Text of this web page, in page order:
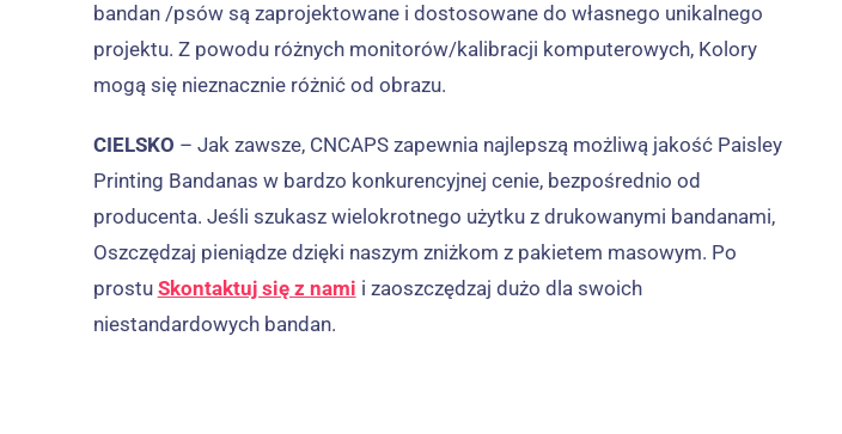
bandan /psów są zaprojektowane i dostosowane do własnego unikalnego
projektu. Z powodu różnych monitorów/kalibracji komputerowych, Kolory
mogą się nieznacznie różnić od obrazu.
CIELSKO – Jak zawsze, CNCAPS zapewnia najlepszą możliwą jakość Paisley
Printing Bandanas w bardzo konkurencyjnej cenie, bezpośrednio od
producenta. Jeśli szukasz wielokrotnego użytku z drukowanymi bandanami,
Oszczędzaj pieniądze dzięki naszym zniżkom z pakietem masowym. Po
prostu Skontaktuj się z nami i zaoszczędzaj dużo dla swoich
niestandardowych bandan.